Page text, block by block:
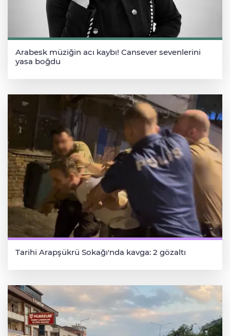
Arabesk müziğin acı kaybı! Cansever sevenlerini
yasa boğdu
Tarihi Arapşükrü Sokağı'nda kavga: 2 gözaltı